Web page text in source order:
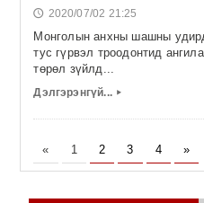
🕔 2020/07/02 21:25
Монголын анхны шашны
тус гүрвэл троодонтид
төрөл зүйлд...
Дэлгэрэнгүй... ▸
« 1 2 3 4 »